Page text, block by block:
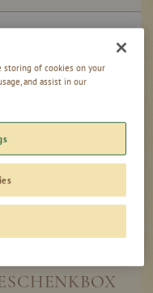
storing of cookies on your
and assist in our